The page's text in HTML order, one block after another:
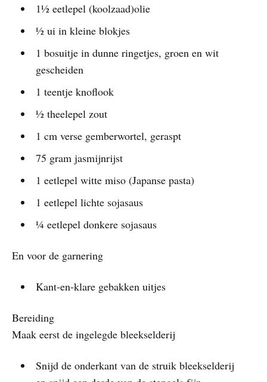
1½ eetlepel (koolzaad)olie
½ ui in kleine blokjes
1 bosuitje in dunne ringetjes, groen en wit
gescheiden
1 teentje knoflook
½ theelepel zout
1 cm verse gemberwortel, geraspt
75 gram jasmijnrijst
1 eetlepel witte miso (Japanse pasta)
1 eetlepel lichte sojasaus
¼ eetlepel donkere sojasaus
En voor de garnering
Kant-en-klare gebakken uitjes
Bereiding
Maak eerst de ingelegde bleekselderij
Snijd de onderkant van de struik bleekselderij